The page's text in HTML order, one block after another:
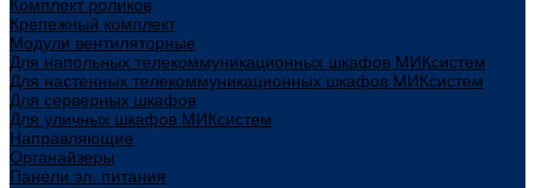
Комплект роликов
Крепежный комплект
Модули вентиляторные
Для напольных телекоммуникационных шкафов МИКсистем
Для настенных телекоммуникационных шкафов МИКсистем
Для серверных шкафов
Для уличных шкафов МИКсистем
Направляющие
Органайзеры
Панели эл. питания